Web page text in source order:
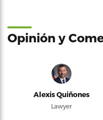
Opinión y
Alexis Quiñones
Lawyer